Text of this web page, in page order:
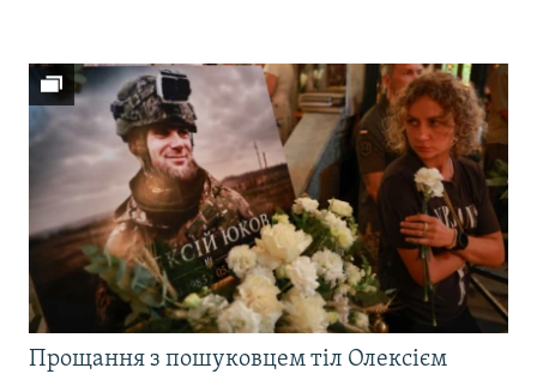
Прощання з пошуковцем тіл Олексієм